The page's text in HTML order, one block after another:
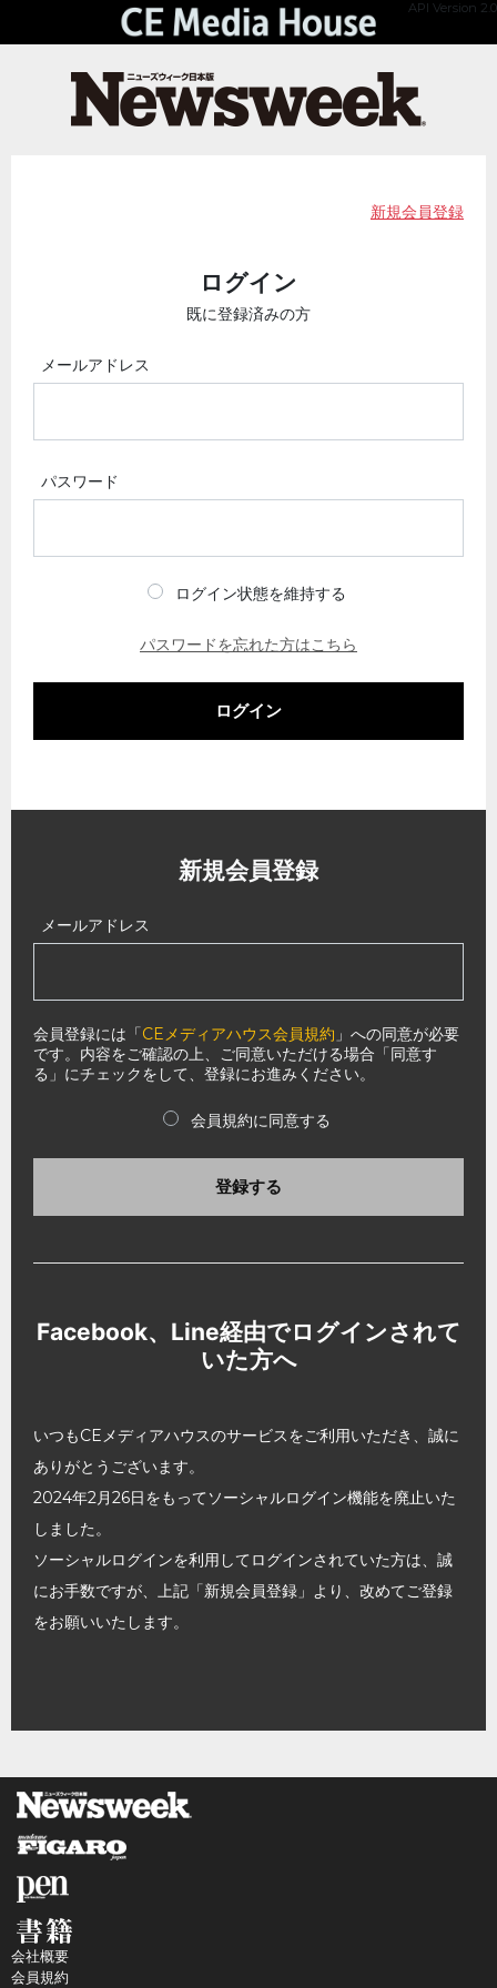
API Version 2.0
新規会員登録
ログイン
既に登録済みの方
メールアドレス
パスワード
ログイン状態を維持する
パスワードを忘れた方はこちら
ログイン
新規会員登録
メールアドレス
会員登録には「CEメディアハウス会員規約 」への同意が必要
です。内容をご確認の上、ご同意いただける場合「同意す
る」にチェックをして、登録にお進みください。
会員規約に同意する
登録する
Facebook、Line経由でログインされて
いた方へ
いつもCEメディアハウスのサービスをご利用いただき、誠に
ありがとうございます。
2024年2月26日をもってソーシャルログイン機能を廃止いた
しました。
ソーシャルログインを利用してログインされていた方は、誠
にお手数ですが、上記「新規会員登録」より、改めてご登録
をお願いいたします。
会社概要
会員規約